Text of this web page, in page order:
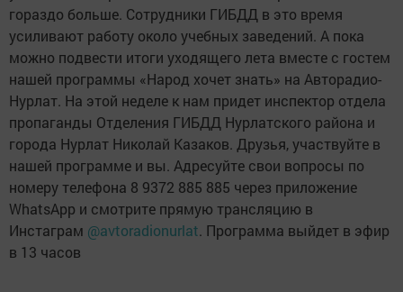
гораздо больше. Сотрудники ГИБДД в это время
усиливают работу около учебных заведений. А пока
можно подвести итоги уходящего лета вместе с гостем
нашей программы «Народ хочет знать» на Авторадио-
Нурлат. На этой неделе к нам придет инспектор отдела
пропаганды Отделения ГИБДД Нурлатского района и
города Нурлат Николай Казаков. Друзья, участвуйте в
нашей программе и вы. Адресуйте свои вопросы по
номеру телефона 8 9372 885 885 через приложение
WhatsApp и смотрите прямую трансляцию в
Инстаграм @avtoradionurlat. Программа выйдет в эфир
в 13 часов